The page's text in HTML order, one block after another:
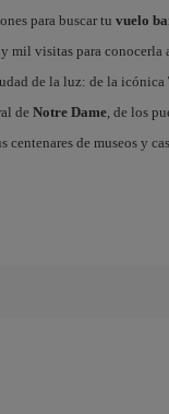
para buscar tu vuelo
mil visitas para conocerla
de la luz: de la icónica
de Notre Dame, de los
centenares de museos y